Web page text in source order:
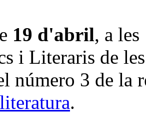
19 d'abril, a
i Literaris de
número 3 de la
.